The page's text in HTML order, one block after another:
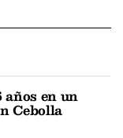
años en un
Cebolla